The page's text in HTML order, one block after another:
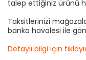
talep ettiğiniz ürünü
Taksitlerinizi
banka havalesi ile
Detaylı bilgi için